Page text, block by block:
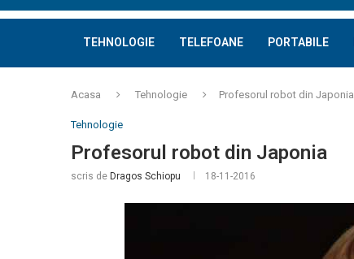
TEHNOLOGIE TELEFOANE PORTABILE
Acasa Tehnologie Profesorul robot din Japonia
Tehnologie
Profesorul robot din Japonia
scris de Dragos Schiopu 18-11-2016